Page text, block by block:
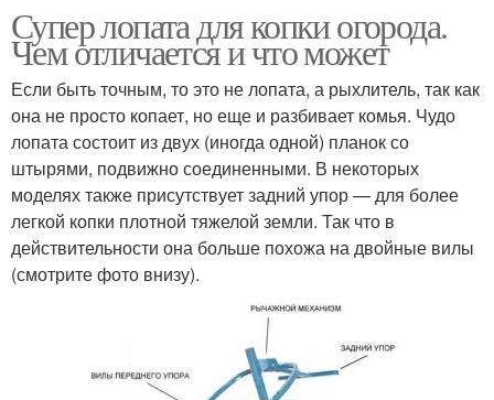
Супер лопата для копки огорода.
Чем отличается и что может
Если быть точным, то это не лопата, а рыхлитель, так как
она не просто копает, но еще и разбивает комья. Чудо
лопата состоит из двух (иногда одной) планок со
штырями, подвижно соединенными. В некоторых
моделях также присутствует задний упор — для более
легкой копки плотной тяжелой земли. Так что в
действительности она больше похожа на двойные вилы
(смотрите фото внизу).